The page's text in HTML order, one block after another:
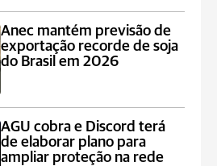
Anec mantém previsão de
exportação recorde de soja
do Brasil em 2026
AGU cobra e Discord terá
de elaborar plano para
ampliar proteção na rede